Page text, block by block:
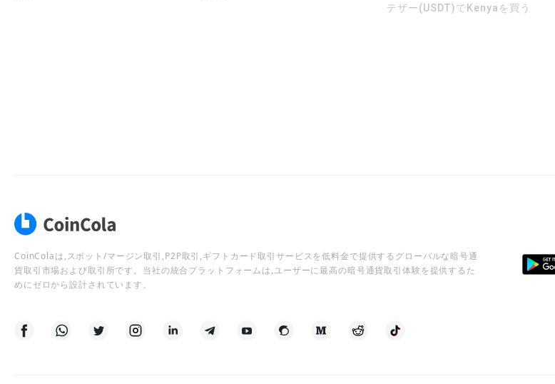
テザー(USDT)でKenyaを買う
CoinColaは,スポット/マージン取引,P2P取引,ギフトカード取引サービスを低料金で提供するグローバルな暗号通
貨取引市場および取引所です。当社の統合プラットフォームは,ユーザーに最高の暗号通貨取引体験を提供するた
めにゼロから設計されています。